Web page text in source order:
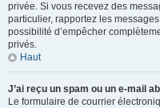
privée. Si vous recevez des
particulier, rapportez les
possibilité d’empêcher
privés.
Haut
J’ai reçu un spam ou un e-mail
Le formulaire de courrier